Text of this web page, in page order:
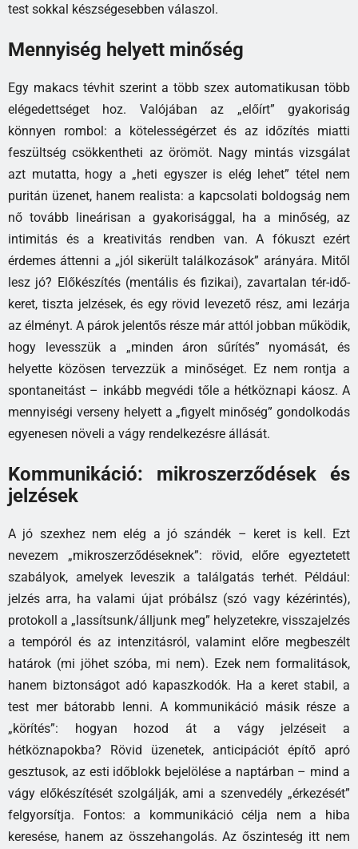
test sokkal készségesebben válaszol.
Mennyiség helyett minőség
Egy makacs tévhit szerint a több szex automatikusan több
elégedettséget hoz. Valójában az „előírt” gyakoriság
könnyen rombol: a kötelességérzet és az időzítés miatti
feszültség csökkentheti az örömöt. Nagy mintás vizsgálat
azt mutatta, hogy a „heti egyszer is elég lehet” tétel nem
puritán üzenet, hanem realista: a kapcsolati boldogság nem
nő tovább lineárisan a gyakorisággal, ha a minőség, az
intimitás és a kreativitás rendben van. A fókuszt ezért
érdemes áttenni a „jól sikerült találkozások” arányára. Mitől
lesz jó? Előkészítés (mentális és fizikai), zavartalan tér-idő-
keret, tiszta jelzések, és egy rövid levezető rész, ami lezárja
az élményt. A párok jelentős része már attól jobban működik,
hogy levesszük a „minden áron sűrítés” nyomását, és
helyette közösen tervezzük a minőséget. Ez nem rontja a
spontaneitást – inkább megvédi tőle a hétköznapi káosz. A
mennyiségi verseny helyett a „figyelt minőség” gondolkodás
egyenesen növeli a vágy rendelkezésre állását.
Kommunikáció: mikroszerződések és
jelzések
A jó szexhez nem elég a jó szándék – keret is kell. Ezt
nevezem „mikroszerződéseknek”: rövid, előre egyeztetett
szabályok, amelyek leveszik a találgatás terhét. Például:
jelzés arra, ha valami újat próbálsz (szó vagy kézérintés),
protokoll a „lassítsunk/álljunk meg” helyzetekre, visszajelzés
a tempóról és az intenzitásról, valamint előre megbeszélt
határok (mi jöhet szóba, mi nem). Ezek nem formalitások,
hanem biztonságot adó kapaszkodók. Ha a keret stabil, a
test mer bátorabb lenni. A kommunikáció másik része a
„körítés”: hogyan hozod át a vágy jelzéseit a
hétköznapokba? Rövid üzenetek, anticipációt építő apró
gesztusok, az esti időblokk bejelölése a naptárban – mind a
vágy előkészítését szolgálják, ami a szenvedély „érkezését”
felgyorsítja. Fontos: a kommunikáció célja nem a hiba
keresése, hanem az összehangolás. Az őszinteség itt nem